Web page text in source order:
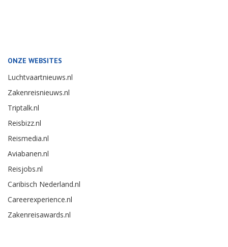
ONZE WEBSITES
Luchtvaartnieuws.nl
Zakenreisnieuws.nl
Triptalk.nl
Reisbizz.nl
Reismedia.nl
Aviabanen.nl
Reisjobs.nl
Caribisch Nederland.nl
Careerexperience.nl
Zakenreisawards.nl